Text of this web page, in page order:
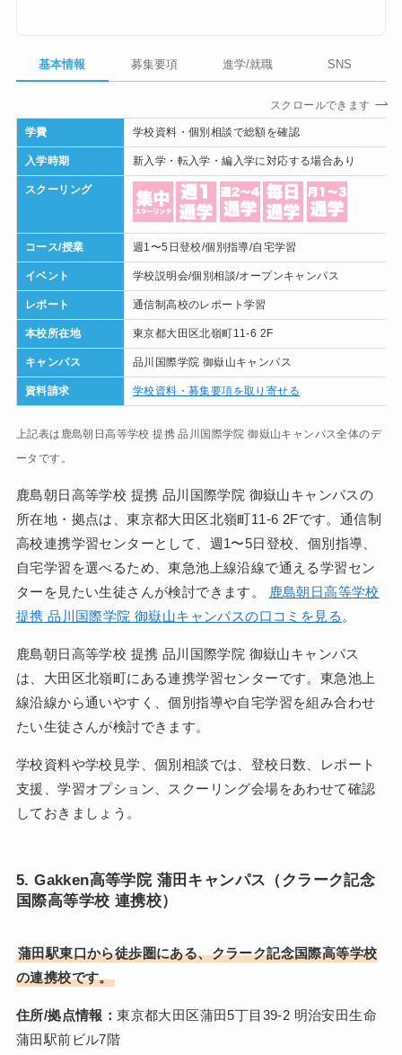
基本情報 募集要項 進学/就職 SNS
スクロールできます
学費 学校資料・個別相談で総額を確認
入学時期 新入学・転入学・編入学に対応する場合あり
スクーリング
コース/授業 週1〜5日登校/個別指導/自宅学習
イベント 学校説明会/個別相談/オープンキャンパス
レポート 通信制高校のレポート学習
本校所在地 東京都大田区北嶺町11-6 2F
キャンパス 品川国際学院 御嶽山キャンパス
資料請求 学校資料・募集要項を取り寄せる
上記表は鹿島朝日高等学校 提携 品川国際学院 御嶽山キャンパス全体のデ
ータです。
鹿島朝日高等学校 提携 品川国際学院 御嶽山キャンパスの
所在地・拠点は、東京都大田区北嶺町11-6 2Fです。通信制
高校連携学習センターとして、週1〜5日登校、個別指導、
自宅学習を選べるため、東急池上線沿線で通える学習セン
ターを見たい生徒さんが検討できます。
鹿島朝日高等学校
提携 品川国際学院 御嶽山キャンパスの口コミを見る 。
鹿島朝日高等学校 提携 品川国際学院 御嶽山キャンパス
は、大田区北嶺町にある連携学習センターです。東急池上
線沿線から通いやすく、個別指導や自宅学習を組み合わせ
たい生徒さんが検討できます。
学校資料や学校見学、個別相談では、登校日数、レポート
支援、学習オプション、スクーリング会場をあわせて確認
しておきましょう。
5. Gakken高等学院 蒲田キャンパス（クラーク記念
国際高等学校 連携校）
蒲田駅東口から徒歩圏にある、クラーク記念国際高等学校
の連携校です。
住所/拠点情報：東京都大田区蒲田5丁目39-2 明治安田生命
蒲田駅前ビル7階